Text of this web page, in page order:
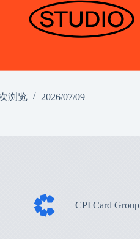
浏览
2026/07/09
CPI Card Group